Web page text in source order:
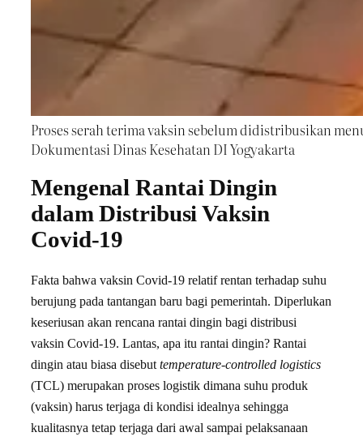
Proses serah terima vaksin sebelum didistribusikan
Dokumentasi Dinas Kesehatan DI Yogyakarta
Mengenal Rantai Dingin
dalam Distribusi Vaksin
Covid-19
Fakta bahwa vaksin Covid-19 relatif rentan terhadap suhu
berujung pada tantangan baru bagi pemerintah. Diperlukan
keseriusan akan rencana rantai dingin bagi distribusi
vaksin Covid-19. Lantas, apa itu rantai dingin? Rantai
dingin atau biasa disebuttemperature-controlled logistics
(TCL) merupakan proses logistik dimana suhu produk
(vaksin) harus terjaga di kondisi idealnya sehingga
kualitasnya tetap terjaga dari awal sampai pelaksanaan